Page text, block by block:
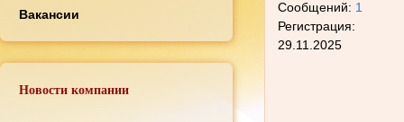
Вакансии
Новости компании
Сообщений: 1
Регистрация:
29.11.2025